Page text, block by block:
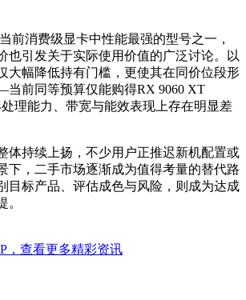
前消费级显卡中性能最强的型号之一，
也引发关于实际使用价值的广泛讨论。以
大幅降低持有门槛，更使其在同价位段形
前同等预算仅能购得RX 9060 XT
理能力、带宽与能效表现上存在明显差
体持续上扬，不少用户正推迟新机配置或
下，二手市场逐渐成为值得考量的替代路
目标产品、评估成色与风险，则成为达成
。
，查看更多精彩资讯